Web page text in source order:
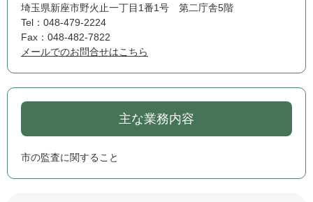
埼玉県新座市野火止一丁目1番1号 第二庁舎5階
Tel：048-479-2224
Fax：048-482-7822
メールでのお問合せはこちら
主な業務内容
市の監査に関すること